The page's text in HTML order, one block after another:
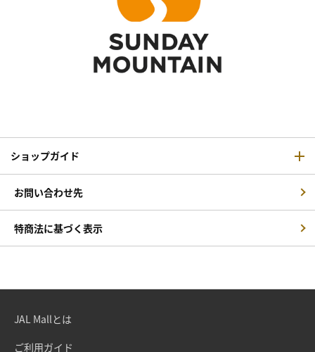
ショップガイド
お問い合わせ先
特商法に基づく表示
JAL Mallとは
ご利用ガイド